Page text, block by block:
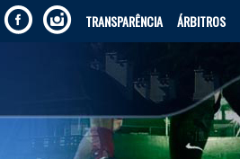
TRANSPARÊNCIA ÁRBITROS